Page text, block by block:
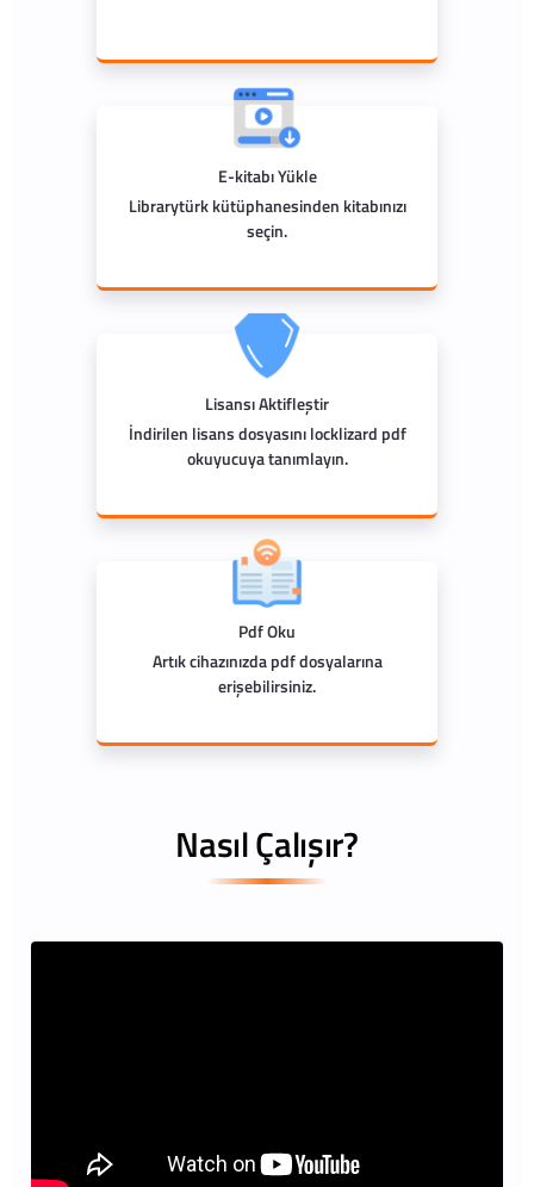
E-kitabı Yükle
Librarytürk kütüphanesinden kitabınızı
seçin.
Lisansı Aktifleştir
İndirilen lisans dosyasını locklizard pdf
okuyucuya tanımlayın.
Pdf Oku
Artık cihazınızda pdf dosyalarına
erişebilirsiniz.
Nasıl Çalışır?